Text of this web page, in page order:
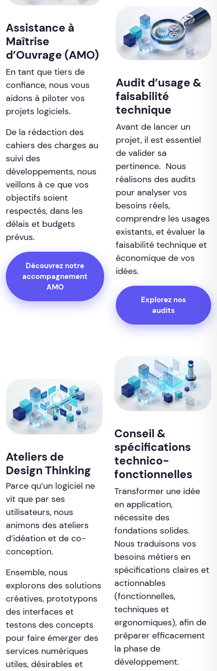
Assistance à
Maîtrise
d’Ouvrage (AMO)
En tant que tiers de
confiance, nous vous
aidons à piloter vos
projets logiciels.
De la rédaction des
cahiers des charges au
suivi des
développements, nous
veillons à ce que vos
objectifs soient
respectés, dans les
délais et budgets
prévus.
Découvrez notre
accompagnement
AMO
Audit d’usage &
faisabilité
technique
Avant de lancer un
projet, il est essentiel
de valider sa
pertinence. Nous
réalisons des audits
pour analyser vos
besoins réels,
comprendre les usages
existants, et évaluer la
faisabilité technique et
économique de vos
idées.
Explorez nos
audits
Ateliers de
Design Thinking
Parce qu’un logiciel ne
vit que par ses
utilisateurs, nous
animons des ateliers
d’idéation et de co-
conception.
Ensemble, nous
explorons des solutions
créatives, prototypons
des interfaces et
testons des concepts
pour faire émerger des
services numériques
utiles, désirables et
Conseil &
spécifications
technico-
fonctionnelles
Transformer une idée
en application,
nécessite des
fondations solides.
Nous traduisons vos
besoins métiers en
spécifications claires et
actionnables
(fonctionnelles,
techniques et
ergonomiques), afin de
préparer efficacement
la phase de
développement.